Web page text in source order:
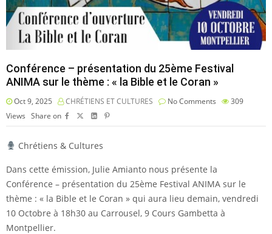
Conférence – présentation du 25ème Festival
ANIMA sur le thème : « la Bible et le Coran »
Oct 9, 2025 CHRÉTIENS ET CULTURES No Comments
309
Views Share on
Chrétiens & Cultures
Dans cette émission, Julie Amianto nous présente la
Conférence – présentation du 25ème Festival ANIMA sur le
thème : « la Bible et le Coran » qui aura lieu demain, vendredi
10 Octobre à 18h30 au Carrousel, 9 Cours Gambetta à
Montpellier.